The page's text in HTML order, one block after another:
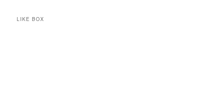
LIKE BOX